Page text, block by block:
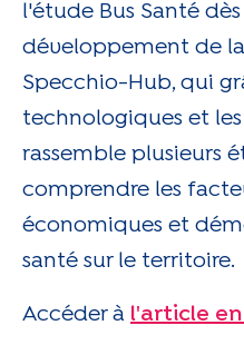
l'étude Bus Santé
développement de
Specchio-Hub, qui
technologiques et
rassemble plusieurs
comprendre les
économiques et
santé sur le territoire.
Accéder à l'article